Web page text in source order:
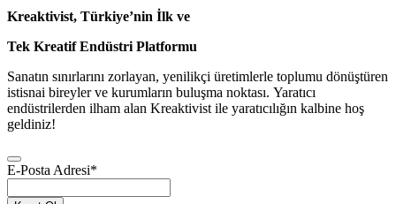
Kreaktivist, Türkiye’nin İlk ve
Tek Kreatif Endüstri Platformu
Sanatın sınırlarını zorlayan, yenilikçi üretimlerle toplumu dönüştüren
istisnai bireyler ve kurumların buluşma noktası. Yaratıcı
endüstrilerden ilham alan Kreaktivist ile yaratıcılığın kalbine hoş
geldiniz!
E-Posta Adresi*